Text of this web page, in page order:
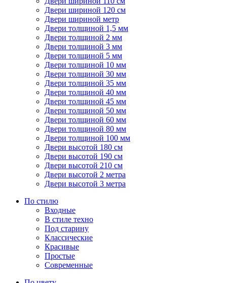
Двери шириной 120 см
Двери шириной метр
Двери толщиной 1,5 мм
Двери толщиной 2 мм
Двери толщиной 3 мм
Двери толщиной 5 мм
Двери толщиной 10 мм
Двери толщиной 30 мм
Двери толщиной 35 мм
Двери толщиной 40 мм
Двери толщиной 45 мм
Двери толщиной 50 мм
Двери толщиной 60 мм
Двери толщиной 80 мм
Двери толщиной 100 мм
Двери высотой 180 см
Двери высотой 190 см
Двери высотой 210 см
Двери высотой 2 метра
Двери высотой 3 метра
По стилю
Входные
В стиле техно
Под старину
Классические
Красивые
Простые
Современные